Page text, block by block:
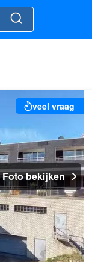
veel vraag
Foto bekijken